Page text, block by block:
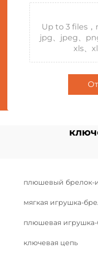
Up to 3 files
jpg、jpeg、
xls、
плюшевый брелок-
мягкая игрушка-
плюшевая
ключевая цепь